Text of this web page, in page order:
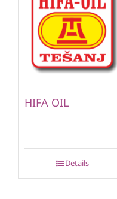
HIFA OIL
Details